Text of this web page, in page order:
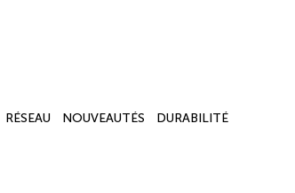
RÉSEAU NOUVEAUTÉS DURABILITÉ